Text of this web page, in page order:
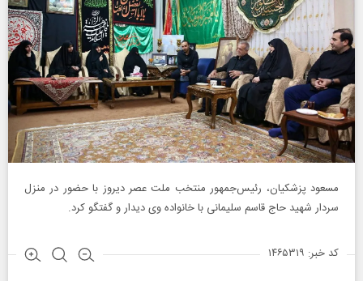
مسعود پزشکیان، رئیس‌جمهور منتخب ملت عصر دیروز با حضور در منزل
سردار شهید حاج قاسم سلیمانی با خانواده وی دیدار و گفتگو کرد.
کد خبر: ۱۴۶۵۳۱۹